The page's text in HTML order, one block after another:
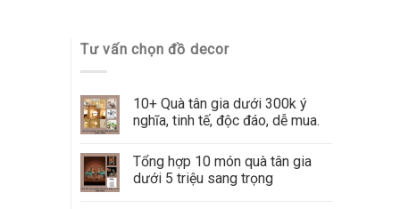
Tư vấn chọn đồ decor
10+ Quà tân gia dưới 300k ý
nghĩa, tinh tế, độc đáo, dễ mua.
Tổng hợp 10 món quà tân gia
dưới 5 triệu sang trọng